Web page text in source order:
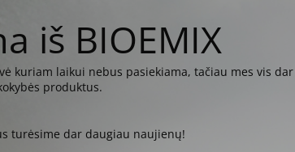
iš BIOEMIX
kuriam laikui nebus pasiekiama, tačiau mes vis
produktus.
turėsime dar daugiau naujienų!